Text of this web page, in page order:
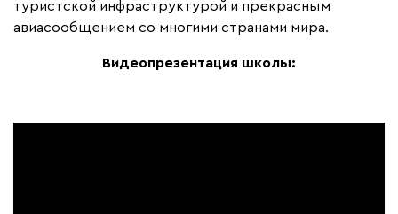
туристской инфраструктурой и прекрасным
авиасообщением со многими странами мира.
Видеопрезентация школы: